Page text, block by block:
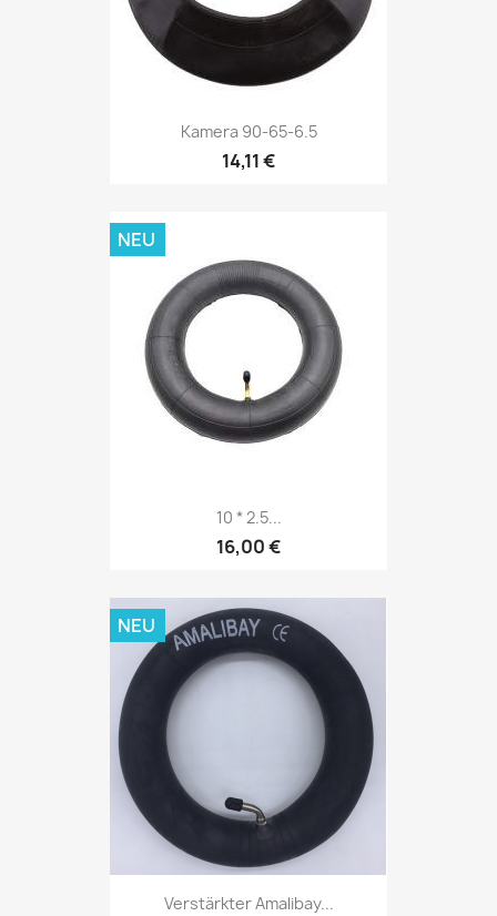
Kamera 90-65-6.5
14,11 €
10 * 2.5...
16,00 €
NEU
Verstärkter Amalibay...
NEU